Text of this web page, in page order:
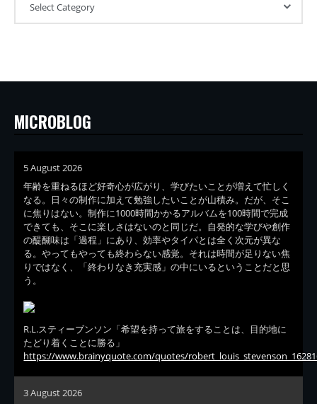
MICROBLOG
5 August 2026
年齢を重ねるほど好奇心が広がり、学びたいことが増えて忙しく
なる。日々の制作に加えて勉強したいことが山積み。だが、そこ
に焦りはない。制作に1000時間かかるアルバムを100時間で完成
できても、そこに楽しさはないのと同じだ。自発的な学びや創作
の醍醐味は「過程」にあり、効率やタイパとは全く次元が異な
る。やってもやっても終わらない感覚。それは時間が足りない焦
りではなく、「終わりなき充実感」の中にいるということだと思
う。
R.L.スティーブンソン「希望を持って旅をすることは、目的地に
たどり着くことに勝る」
https://www.brainyquote.com/quotes/
3 August 2026